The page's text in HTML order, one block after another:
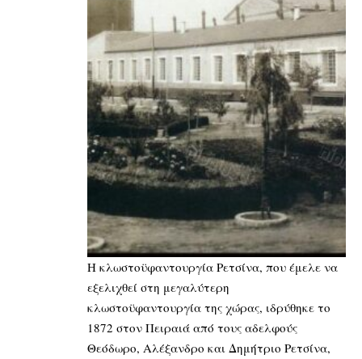
Η κλωστοϋφαντουργία Ρετσίνα, που έμελε να
εξελιχθεί στη μεγαλύτερη
κλωστοϋφαντουργία της χώρας, ιδρύθηκε το
1872 στον Πειραιά από τους αδελφούς
Θεόδωρο, Αλέξανδρο και Δημήτριο Ρετσίνα,